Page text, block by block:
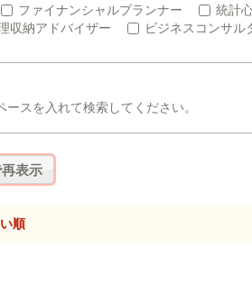
ファイナンシャルプランナー
統計
収納アドバイザー ビジネスコンサル
スを入れて検索してください。
順